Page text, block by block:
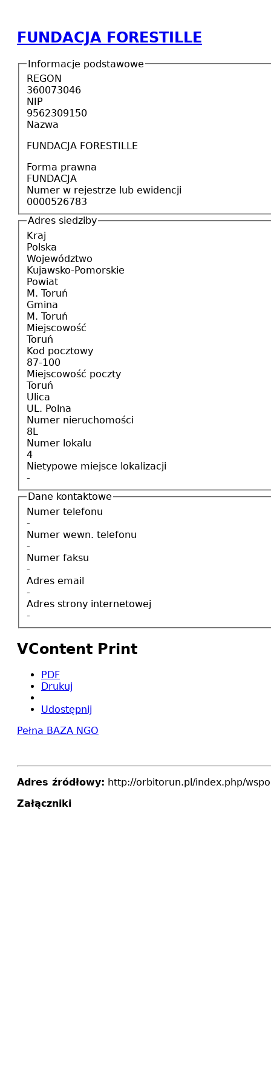
FUNDACJA FORESTILLE
Informacje podstawowe
REGON
360073046
NIP
9562309150
Nazwa
FUNDACJA FORESTILLE
Forma prawna
FUNDACJA
Numer w rejestrze lub ewidencji
0000526783
Adres siedziby
Kraj
Polska
Województwo
Kujawsko-Pomorskie
Powiat
M. Toruń
Gmina
M. Toruń
Miejscowość
Toruń
Kod pocztowy
87-100
Miejscowość poczty
Toruń
Ulica
UL. Polna
Numer nieruchomości
8L
Numer lokalu
4
Nietypowe miejsce lokalizacji
-
Dane kontaktowe
Numer telefonu
-
Numer wewn. telefonu
-
Numer faksu
-
Adres email
-
Adres strony internetowej
-
VContent Print
PDF
Drukuj
Udostępnij
Pełna BAZA NGO
Adres źródłowy: http://orbitorun.pl/index.php/
Załączniki